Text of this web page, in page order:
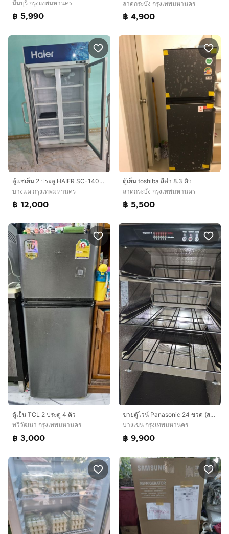
มีนบุรี กรุงเทพมหานคร
฿ 5,990
ลาดกระบัง กรุงเทพมหานคร
฿ 4,900
ตู้แช่เย็น 2 ประตู HAIER SC-1400PCS2-LS V4
บางแค กรุงเทพมหานคร
฿ 12,000
ตู้เย็น toshiba สีดำ 8.3 คิว
ลาดกระบัง กรุงเทพมหานคร
฿ 5,500
ตู้เย็น TCL 2 ประตู 4 คิว
ทวีวัฒนา กรุงเทพมหานคร
฿ 3,000
ขายตู้ไวน์ Panasonic 24 ขวด (สภาพนางฟ้า) เหมือนใหม่ ใช้งานมือเดียว 9,900 บาท
บางเขน กรุงเทพมหานคร
฿ 9,900